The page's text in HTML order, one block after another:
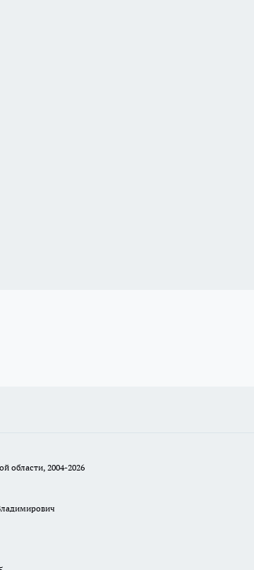
области, 2004-2026